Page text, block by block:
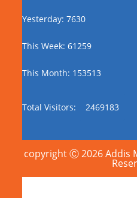
Yesterday: 7630
This Week: 61259
This Month: 153513
Total Visitors: 2469183
copyright Ⓒ 2026 Addis